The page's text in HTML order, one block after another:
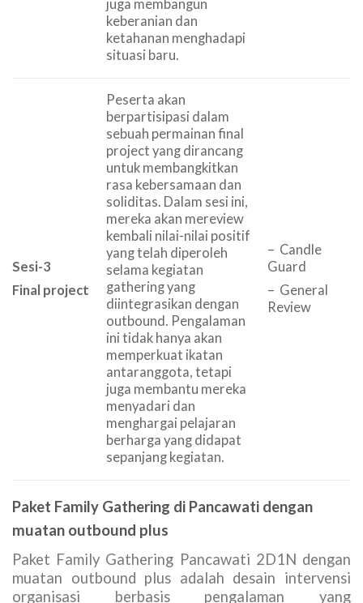
juga membangun
keberanian dan
ketahanan menghadapi
situasi baru.
Sesi-3
Final project
Peserta akan
berpartisipasi dalam
sebuah permainan final
project yang dirancang
untuk membangkitkan
rasa kebersamaan dan
soliditas. Dalam sesi ini,
mereka akan mereview
kembali nilai-nilai positif
yang telah diperoleh
selama kegiatan
gathering yang
diintegrasikan dengan
outbound. Pengalaman
ini tidak hanya akan
memperkuat ikatan
antaranggota, tetapi
juga membantu mereka
menyadari dan
menghargai pelajaran
berharga yang didapat
sepanjang kegiatan.
– Candle
Guard
– General
Review
Paket Family Gathering di Pancawati dengan
muatan outbound plus
Paket Family Gathering Pancawati 2D1N dengan
muatan outbound plus adalah desain intervensi
organisasi berbasis pengalaman yang